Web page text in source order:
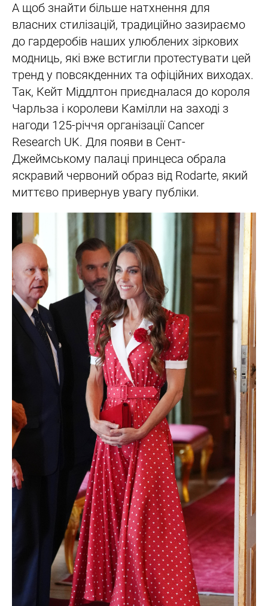
А щоб знайти більше натхнення для
власних стилізацій, традиційно зазираємо
до гардеробів наших улюблених зіркових
модниць, які вже встигли протестувати цей
тренд у повсякденних та офіційних виходах.
Так, Кейт Міддлтон приєдналася до короля
Чарльза і королеви Камілли на заході з
нагоди 125-річчя організації Cancer
Research UK. Для появи в Сент-
Джеймському палаці принцеса обрала
яскравий червоний образ від Rodarte, який
миттєво привернув увагу публіки.